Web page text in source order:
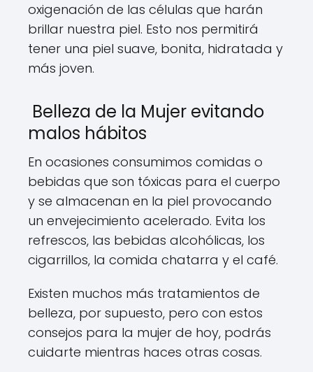
oxigenación de las células que harán
brillar nuestra piel. Esto nos permitirá
tener una piel suave, bonita, hidratada y
más joven.
Belleza de la Mujer evitando
malos hábitos
En ocasiones consumimos comidas o
bebidas que son tóxicas para el cuerpo
y se almacenan en la piel provocando
un envejecimiento acelerado. Evita los
refrescos, las bebidas alcohólicas, los
cigarrillos, la comida chatarra y el café.
Existen muchos más tratamientos de
belleza, por supuesto, pero con estos
consejos para la mujer de hoy, podrás
cuidarte mientras haces otras cosas.